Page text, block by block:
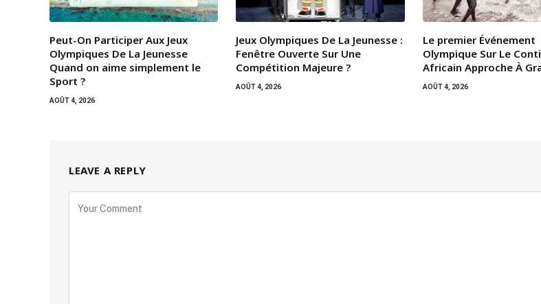
Peut-On Participer Aux Jeux
Olympiques De La Jeunesse
Quand on aime simplement le
Sport ?
AOÛT 4, 2026
Jeux Olympiques De La Jeunesse :
Fenêtre Ouverte Sur Une
Compétition Majeure ?
AOÛT 4, 2026
Le premier Événement
Olympique Sur Le
Africain Approche À
AOÛT 4, 2026
LEAVE A REPLY